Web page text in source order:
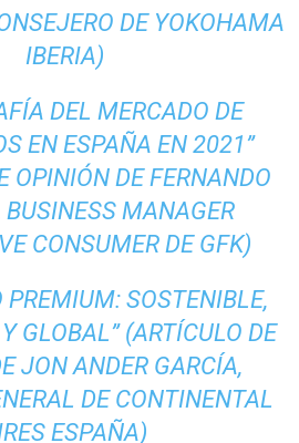
DE YOKOHAMA
IBERIA)
DEL MERCADO DE
EN ESPAÑA EN 2021”
OPINIÓN DE FERNANDO
BUSINESS MANAGER
CONSUMER DE GFK)
PREMIUM: SOSTENIBLE,
GLOBAL” (ARTÍCULO DE
JON ANDER GARCÍA,
DE CONTINENTAL
ESPAÑA)